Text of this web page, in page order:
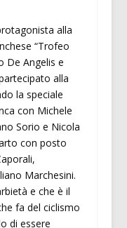
alla
“Trofeo
De Angelis e
alla
la speciale
con Michele
Sorio e Nicola
con posto
Marchesini.
e che è il
fa del ciclismo
di essere